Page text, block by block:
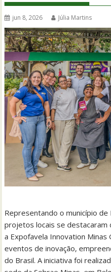
jun 8, 2026 Júlia Martins
Representando o município
projetos locais se destacaram
a Expofavela Innovation
eventos de inovação,
do Brasil. A iniciativa foi